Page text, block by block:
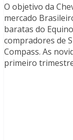
O objetivo da
mercado
baratas do
compradores de
Compass. As
primeiro